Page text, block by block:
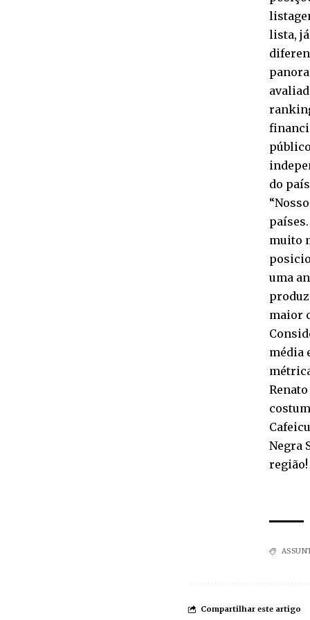
lista,
do
muito
uma
maior
média
Negra
região!
Compartilhar este artigo